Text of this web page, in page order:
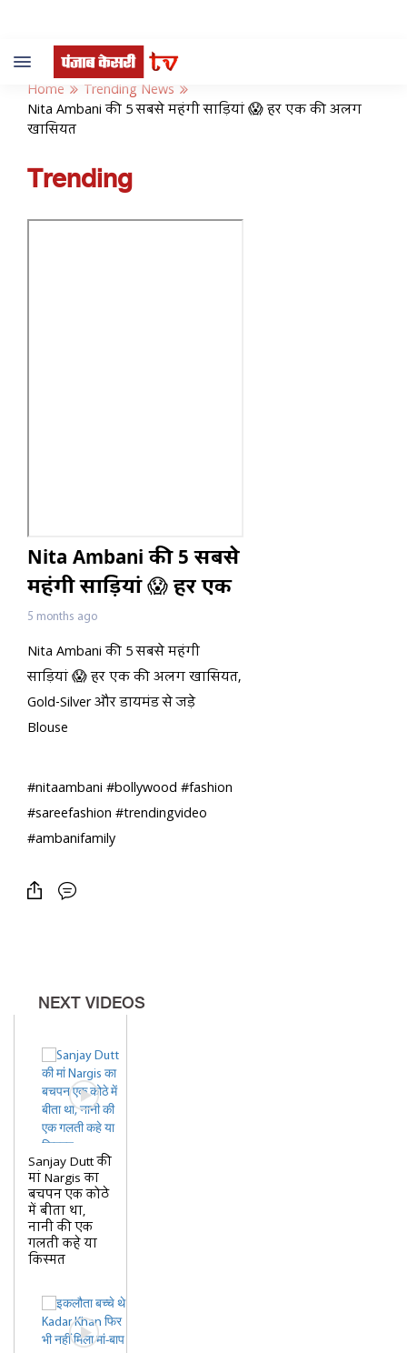
Toggle
navigation
Home
Trending News
Nita Ambani की 5 सबसे महंगी साड़ियां 😱 हर एक की अलग
खासियत
Trending
Nita Ambani की 5 सबसे
महंगी साड़ियां 😱 हर एक
की अलग खासियत
5 months ago
Nita Ambani की 5 सबसे महंगी
साड़ियां 😱 हर एक की अलग खासियत,
Gold-Silver और डायमंड से जड़े
Blouse
#nitaambani #bollywood #fashion
#sareefashion #trendingvideo
#ambanifamily
NEXT VIDEOS
Sanjay Dutt की
मां Nargis का
बचपन एक कोठे
में बीता था,
नानी की एक
गलती कहे या
किस्मत